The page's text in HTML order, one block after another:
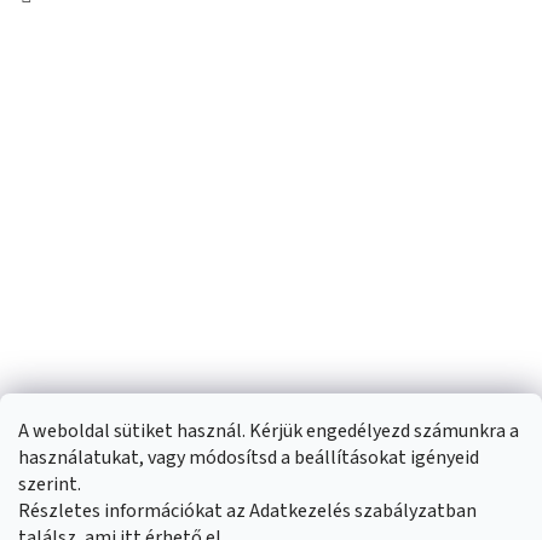
A weboldal sütiket használ. Kérjük engedélyezd számunkra a
használatukat, vagy módosítsd a beállításokat igényeid
szerint.
Részletes információkat az Adatkezelés szabályzatban
Shoptet készítette